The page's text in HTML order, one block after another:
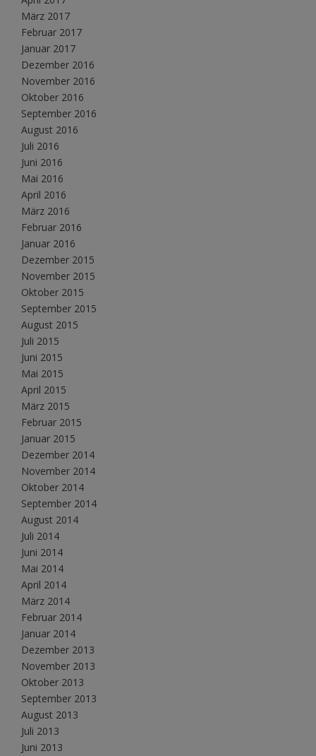
März 2017
Februar 2017
Januar 2017
Dezember 2016
November 2016
Oktober 2016
September 2016
August 2016
Juli 2016
Juni 2016
Mai 2016
April 2016
März 2016
Februar 2016
Januar 2016
Dezember 2015
November 2015
Oktober 2015
September 2015
August 2015
Juli 2015
Juni 2015
Mai 2015
April 2015
März 2015
Februar 2015
Januar 2015
Dezember 2014
November 2014
Oktober 2014
September 2014
August 2014
Juli 2014
Juni 2014
Mai 2014
April 2014
März 2014
Februar 2014
Januar 2014
Dezember 2013
November 2013
Oktober 2013
September 2013
August 2013
Juli 2013
Juni 2013